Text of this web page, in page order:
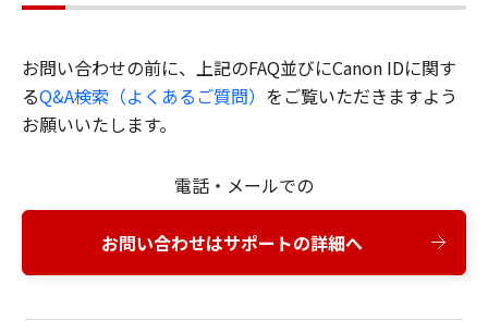
お問い合わせの前に、上記のFAQ並びにCanon IDに関す
るQ&A検索（よくあるご質問） をご覧いただきますよう
お願いいたします。
電話・メールでの
お問い合わせはサポートの詳細へ